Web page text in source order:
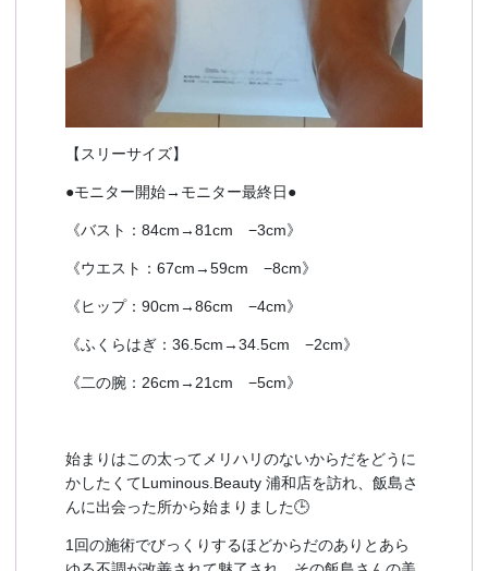
【スリーサイズ】
●モニター開始→モニター最終日●
《バスト：84cm→81cm −3cm》
《ウエスト：67cm→59cm −8cm》
《ヒップ：90cm→86cm −4cm》
《ふくらはぎ：36.5cm→34.5cm −2cm》
《二の腕：26cm→21cm −5cm》
始まりはこの太ってメリハリのないからだをどうに
かしたくてLuminous.Beauty 浦和店を訪れ、飯島さ
んに出会った所から始まりました🕒
1回の施術でびっくりするほどからだのありとあら